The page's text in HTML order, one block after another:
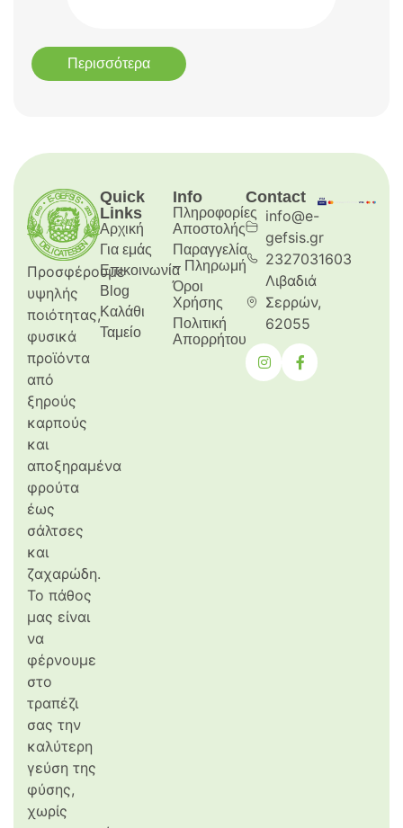
Περισσότερα
Προσφέρουμε
υψηλής
ποιότητας,
φυσικά
προϊόντα
από
ξηρούς
καρπούς
και
αποξηραμένα
φρούτα
έως
σάλτσες
και
ζαχαρώδη.
Το πάθος
μας είναι
να
φέρνουμε
στο
τραπέζι
σας την
καλύτερη
γεύση της
φύσης,
χωρίς
Quick
Links
Αρχική
Για εμάς
Επικοινωνία
Blog
Καλάθι
Ταμείο
Info
Πληροφορίες
Aποστολής
Παραγγελία
– Πληρωμή
Όροι
Χρήσης
Πολιτική
Απορρήτου
Contact
info@e-
gefsis.gr
2327031603
Λιβαδιά
Σερρών,
62055